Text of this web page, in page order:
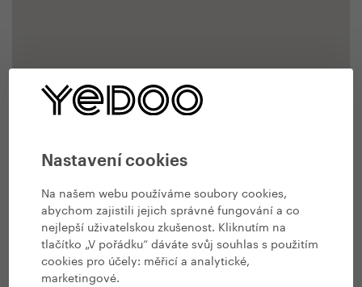
Nastavení cookies
Na našem webu používáme soubory cookies,
abychom zajistili jejich správné fungování a co
nejlepší uživatelskou zkušenost. Kliknutím na
tlačítko „V pořádku“ dáváte svůj souhlas s použitím
cookies pro účely: měřicí a analytické,
marketingové.